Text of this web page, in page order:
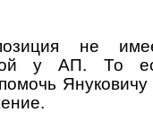
не
у АП. То